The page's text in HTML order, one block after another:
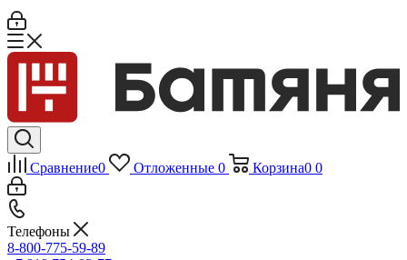
Сравнение0 Отложенные 0 Корзина0 0
Телефоны
8-800-775-59-89